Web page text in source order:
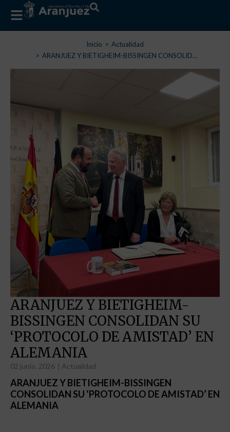
Inicio
Actualidad
ARANJUEZ Y BIETIGHEIM-BISSINGEN CONSOLID…
ARANJUEZ Y BIETIGHEIM-
BISSINGEN CONSOLIDAN SU
‘PROTOCOLO DE AMISTAD’ EN
ALEMANIA
02 junio, 2026 | Actualidad
ARANJUEZ Y BIETIGHEIM-BISSINGEN
CONSOLIDAN SU ‘PROTOCOLO DE AMISTAD’ EN
ALEMANIA